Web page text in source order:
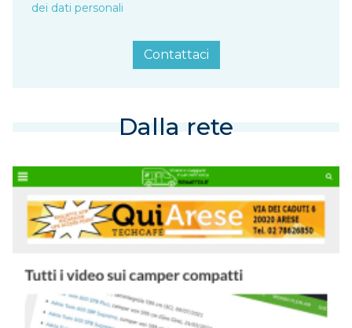
dei dati personali
Contattaci
Dalla rete